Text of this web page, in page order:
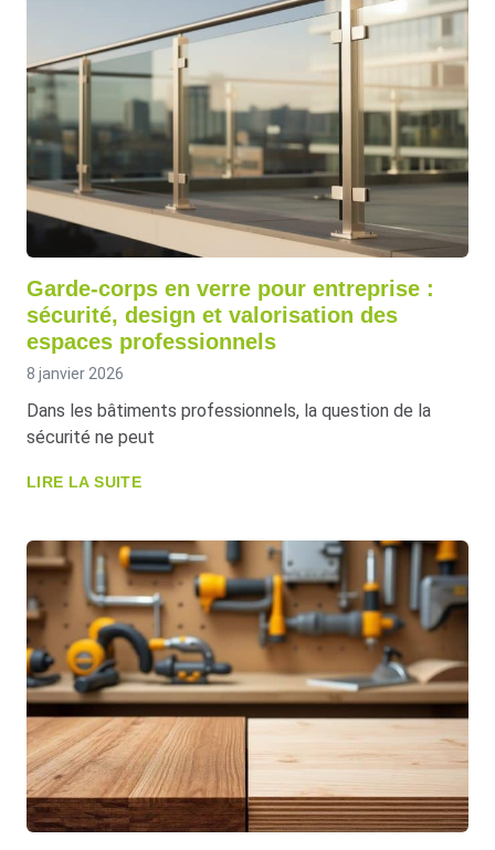
Garde-corps en verre pour entreprise :
sécurité, design et valorisation des
espaces professionnels
8 janvier 2026
Dans les bâtiments professionnels, la question de la
sécurité ne peut
LIRE LA SUITE